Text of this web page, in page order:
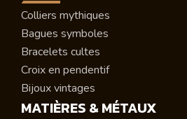
Colliers mythiques
Bagues symboles
Bracelets cultes
Croix en pendentif
Bijoux vintages
MATIÈRES & MÉTAUX